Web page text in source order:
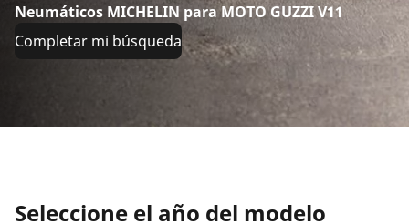
Neumáticos MICHELIN para MOTO GUZZI V11
Completar mi búsqueda
Seleccione el año del modelo